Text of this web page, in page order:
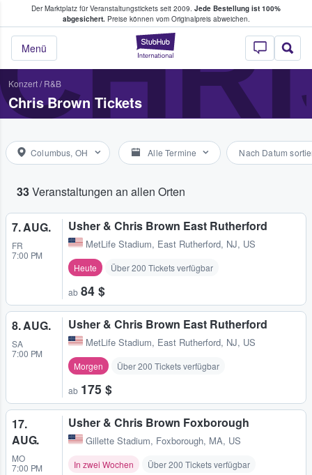
Der Marktplatz für Veranstaltungstickets seit 2009. Jede Bestellung ist 100%
abgesichert.Preise können vom Originalpreis abweichen.
StubHub - Wo
Menü
Tickets kaufen & verkaufen
Konzert/ R&B
Chris Brown Tickets
Columbus, OH Alle Termine Nach Datum
33Veranstaltungen an allen Orten
7. AUG.
FR
7:00 PM
Usher & Chris Brown East Rutherford
MetLife Stadium, East Rutherford, NJ, US
Heute Über 200 Tickets verfügbar
ab 84 $
8. AUG.
SA
7:00 PM
Usher & Chris Brown East Rutherford
MetLife Stadium, East Rutherford, NJ, US
Morgen Über 200 Tickets verfügbar
ab 175 $
17.
AUG.
MO
7:00 PM
Usher & Chris Brown Foxborough
Gillette Stadium, Foxborough, MA, US
In zwei Wochen Über 200 Tickets verfügbar